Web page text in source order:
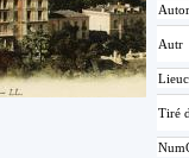
Autor
Autr
Tiré